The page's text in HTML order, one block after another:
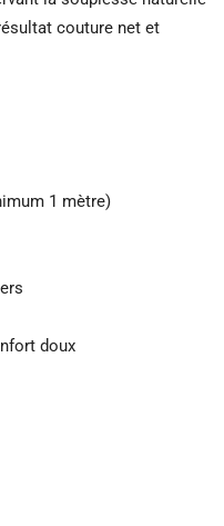
couture net et
1 mètre)
doux